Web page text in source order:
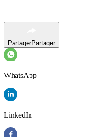
PartagerPartager
WhatsApp
LinkedIn